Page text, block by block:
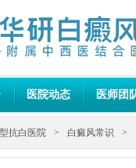
医院动态 医师团
抗白医院 > 白癜风常识 >